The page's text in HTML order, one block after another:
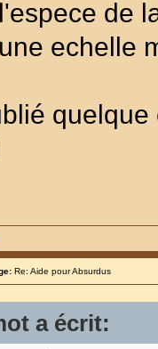
de
echelle
quelque
Re: Aide pour Absurdus
a écrit: